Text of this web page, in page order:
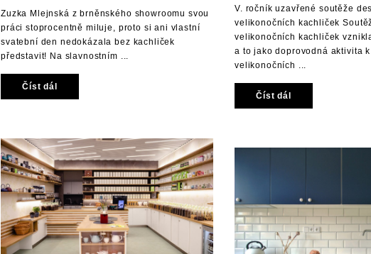
V. ročník uzavřené soutěže
velikonočních kachliček
velikonočních kachliček
a to jako doprovodná aktivita
velikonočních ...
Číst dál
Zuzka Mlejnská z brněnského showroomu svou
práci stoprocentně miluje, proto si ani vlastní
svatební den nedokázala bez kachliček
představit! Na slavnostním ...
Číst dál